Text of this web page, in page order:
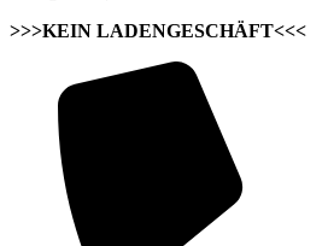
>>>KEIN LADENGESCHÄFT<<<